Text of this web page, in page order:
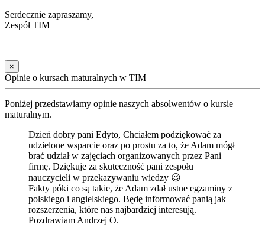
Serdecznie zapraszamy,
Zespół TIM
×
Opinie o kursach maturalnych w TIM
Poniżej przedstawiamy opinie naszych absolwentów o kursie
maturalnym.
Dzień dobry pani Edyto, Chciałem podziękować za
udzielone wsparcie oraz po prostu za to, że Adam mógł
brać udział w zajęciach organizowanych przez Pani
firmę. Dziękuje za skuteczność pani zespołu
nauczycieli w przekazywaniu wiedzy 😉
Fakty póki co są takie, że Adam zdał ustne egzaminy z
polskiego i angielskiego. Będę informować panią jak
rozszerzenia, które nas najbardziej interesują.
Pozdrawiam Andrzej O.